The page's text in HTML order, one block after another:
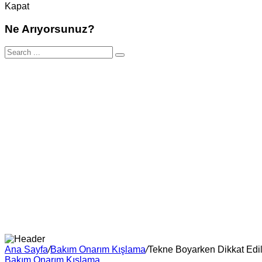
Kapat
Ne Arıyorsunuz?
Ana Sayfa/Bakım Onarım Kışlama/Tekne Boyarken Dikkat